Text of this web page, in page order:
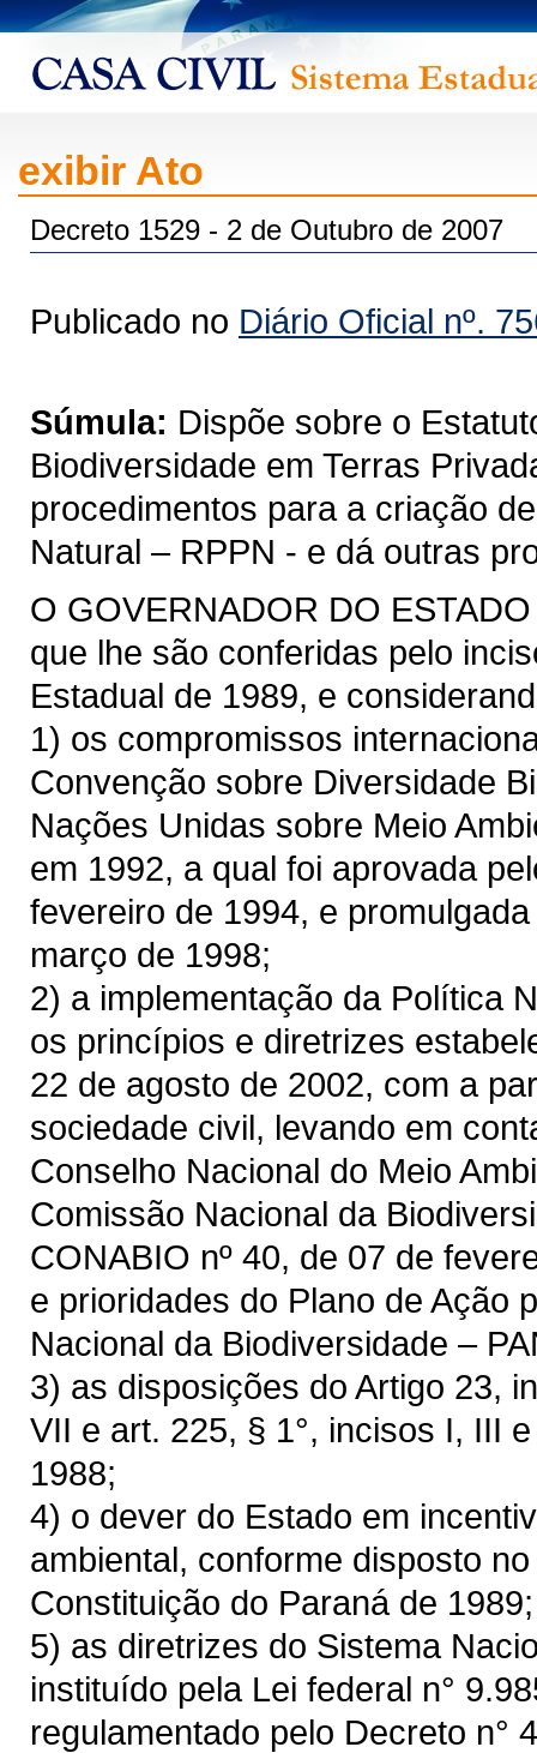
exibir Ato
Decreto 1529 - 2 de Outubro de 2007
Publicado no Diário Oficial nº.
Súmula: Dispõe sobre o
Biodiversidade em Terras
procedimentos para a criação
Natural – RPPN - e dá outras
O GOVERNADOR DO
que lhe são conferidas pelo
Estadual de 1989, e
1) os compromissos
Convenção sobre Diversidade
Nações Unidas sobre Meio
em 1992, a qual foi aprovada
fevereiro de 1994, e
março de 1998;
2) a implementação da Política
os princípios e diretrizes
22 de agosto de 2002, com a
sociedade civil, levando em
Conselho Nacional do Meio
Comissão Nacional da
CONABIO nº 40, de 07 de
e prioridades do Plano de Ação
Nacional da Biodiversidade –
3) as disposições do Artigo 23,
VII e art. 225, § 1°, incisos I, III
1988;
4) o dever do Estado em
ambiental, conforme disposto
Constituição do Paraná de 1989;
5) as diretrizes do Sistema
instituído pela Lei federal n°
regulamentado pelo Decreto n°